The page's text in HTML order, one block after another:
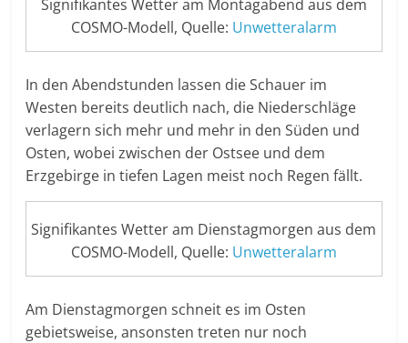
Signifikantes Wetter am Montagabend aus dem
COSMO-Modell, Quelle: Unwetteralarm
In den Abendstunden lassen die Schauer im
Westen bereits deutlich nach, die Niederschläge
verlagern sich mehr und mehr in den Süden und
Osten, wobei zwischen der Ostsee und dem
Erzgebirge in tiefen Lagen meist noch Regen fällt.
Signifikantes Wetter am Dienstagmorgen aus dem
COSMO-Modell, Quelle: Unwetteralarm
Am Dienstagmorgen schneit es im Osten
gebietsweise, ansonsten treten nur noch